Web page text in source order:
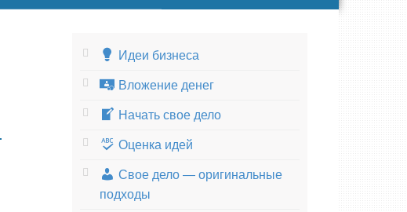
Идеи бизнеса
Вложение денег
Начать свое дело
Оценка идей
Свое дело — оригинальные
подходы